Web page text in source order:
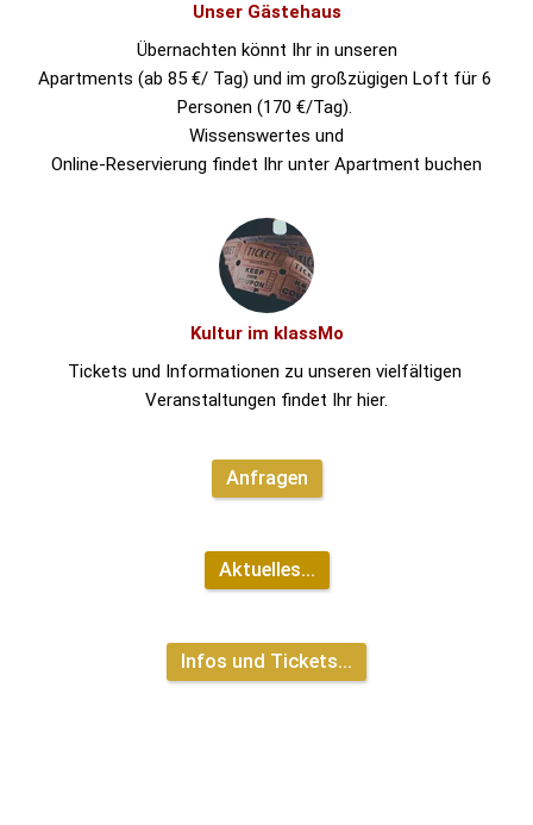
Unser Gästehaus
Übernachten könnt Ihr in unseren
Apartments (ab 85 €/ Tag) und im großzügigen Loft für 6
Personen (170 €/Tag).
Wissenswertes und
Online-Reservierung findet Ihr unter Apartment buchen
Kultur im klassMo
Tickets und Informationen zu unseren vielfältigen
Veranstaltungen findet Ihr hier.
Anfragen
Aktuelles...
Infos und Tickets...